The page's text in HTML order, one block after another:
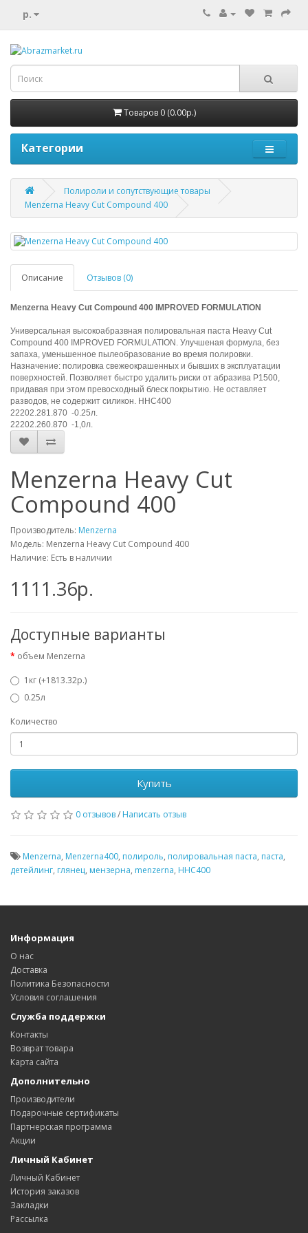
р.
Товаров 0 (0.00р.)
Категории
Полироли и сопутствующие товары
Menzerna Heavy Cut Compound 400
Описание Отзывов (0)
Menzerna Heavy Cut Compound 400 IMPROVED FORMULATION
Универсальная высокоабразвная полировальная паста Heavy Cut
Compound 400 IMPROVED FORMULATION. Улучшеная формула, без
запаха, уменьшенное пылеобразование во время полировки.
Назначение: полировка свежеокрашенных и бывших в эксплуатации
поверхностей. Позволяет быстро удалить риски от абразива Р1500,
придавая при этом превосходный блеск покрытию. Не оставляет
разводов, не содержит силикон. HHC400
22202.281.870 -0.25л.
22202.260.870 -1,0л.
Menzerna Heavy Cut
Compound 400
Производитель: Menzerna
Модель: Menzerna Heavy Cut Compound 400
Наличие: Есть в наличии
1111.36р.
Доступные варианты
объем Menzerna
1кг (+1813.32р.)
0.25л
Количество
Купить
0 отзывов/ Написать отзыв
Menzerna, Menzerna400, полироль, полировальная паста, паста,
детейлинг, глянец, мензерна, menzerna, HHC400
Информация
О нас
Доставка
Политика Безопасности
Условия соглашения
Служба поддержки
Контакты
Возврат товара
Карта сайта
Дополнительно
Производители
Подарочные сертификаты
Партнерская программа
Акции
Личный Кабинет
Личный Кабинет
История заказов
Закладки
Рассылка